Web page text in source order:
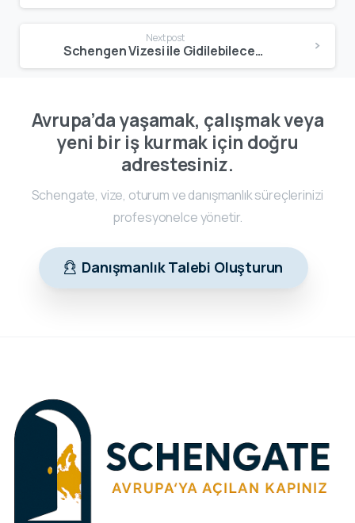
Next post
Schengen Vizesi ile Gidilebilecek Ülkeler (2026): Schengen Bölgesi, Mikrodevletler, Özel Statülü Bölgeler ve Ek Olarak Schengen’i Kabul Eden Ülkeler
Avrupa’da yaşamak, çalışmak veya
yeni bir iş kurmak için doğru
adrestesiniz.
Schengate, vize, oturum ve danışmanlık süreçlerinizi
profesyonelce yönetir.
Danışmanlık Talebi Oluşturun